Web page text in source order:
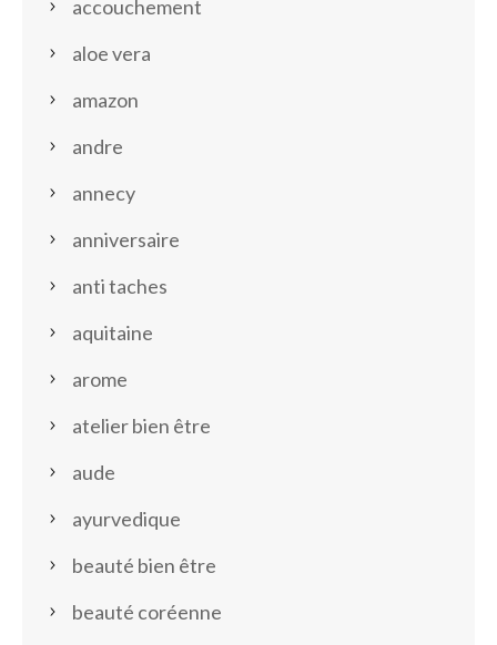
accouchement
aloe vera
amazon
andre
annecy
anniversaire
anti taches
aquitaine
arome
atelier bien être
aude
ayurvedique
beauté bien être
beauté coréenne